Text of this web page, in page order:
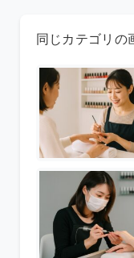
同じカテゴリの